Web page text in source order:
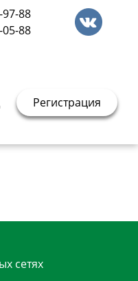
88
88
Регистрация
сетях